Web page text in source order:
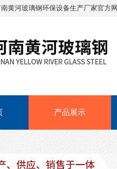
黄河玻璃钢环保设备生产厂家官方
产品展示